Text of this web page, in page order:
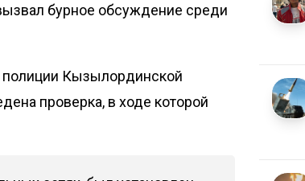
бурное обсуждение среди
полиции Кызылординской
проверка, в ходе которой